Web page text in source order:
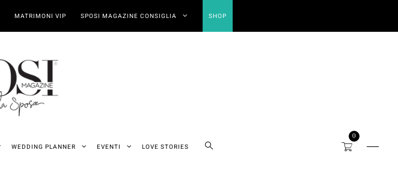
MATRIMONI VIP SPOSI MAGAZINE CONSIGLIA SHOP
WEDDING PLANNER EVENTI LOVE STORIES
0